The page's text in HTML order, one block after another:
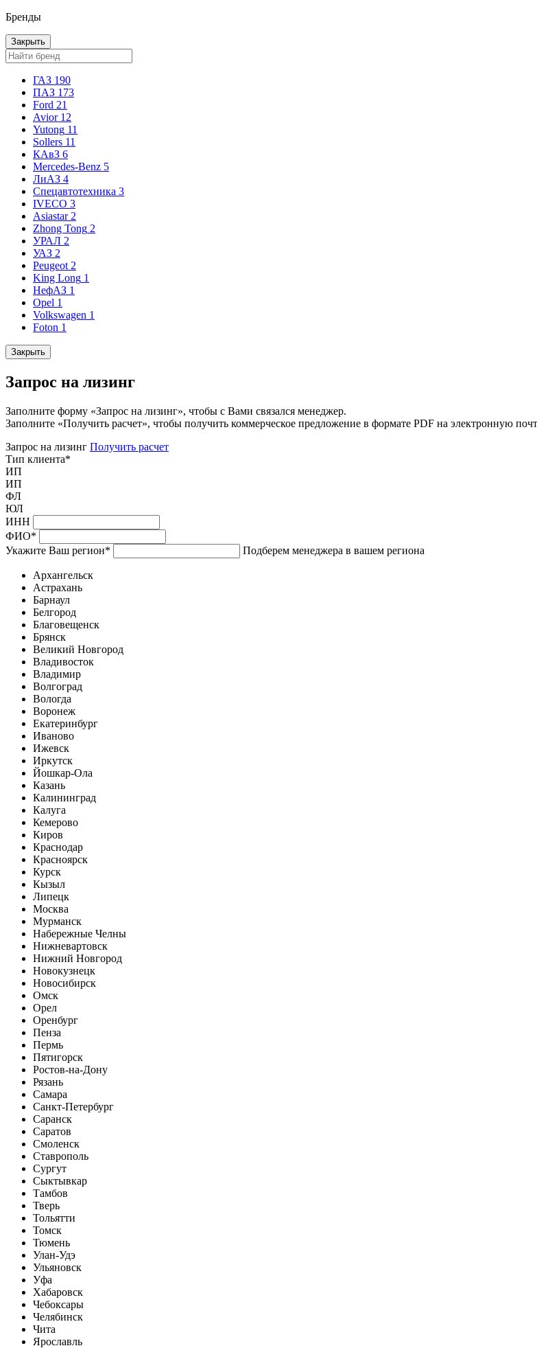
Бренды
Закрыть
ГАЗ 190
ПАЗ 173
Ford 21
Avior 12
Yutong 11
Sollers 11
КАвЗ 6
Mercedes-Benz 5
ЛиАЗ 4
Спецавтотехника 3
IVECO 3
Asiastar 2
Zhong Tong 2
УРАЛ 2
УАЗ 2
Peugeot 2
King Long 1
НефАЗ 1
Opel 1
Volkswagen 1
Foton 1
Закрыть
Запрос на лизинг
Заполните форму «Запрос на лизинг», чтобы с Вами связался менеджер.
Заполните «Получить расчет», чтобы получить коммерческое предложение в формате PDF на электронную
Запрос на лизинг Получить расчет
Тип клиента*
ИП
ИП
ФЛ
ЮЛ
ИНН
ФИО*
Укажите Ваш регион* Подберем менеджера в вашем региона
Архангельск
Астрахань
Барнаул
Белгород
Благовещенск
Брянск
Великий Новгород
Владивосток
Владимир
Волгоград
Вологда
Воронеж
Екатеринбург
Иваново
Ижевск
Иркутск
Йошкар-Ола
Казань
Калининград
Калуга
Кемерово
Киров
Краснодар
Красноярск
Курск
Кызыл
Липецк
Москва
Мурманск
Набережные Челны
Нижневартовск
Нижний Новгород
Новокузнецк
Новосибирск
Омск
Орел
Оренбург
Пенза
Пермь
Пятигорск
Ростов-на-Дону
Рязань
Самара
Санкт-Петербург
Саранск
Саратов
Смоленск
Ставрополь
Сургут
Сыктывкар
Тамбов
Тверь
Тольятти
Томск
Тюмень
Улан-Удэ
Ульяновск
Уфа
Хабаровск
Чебоксары
Челябинск
Чита
Ярославль